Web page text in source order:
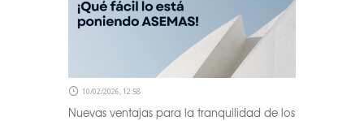
10/02/2026, 12:58
Nuevas ventajas para la tranquilidad de los